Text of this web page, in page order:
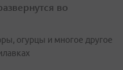
во
огурцы и многое другое